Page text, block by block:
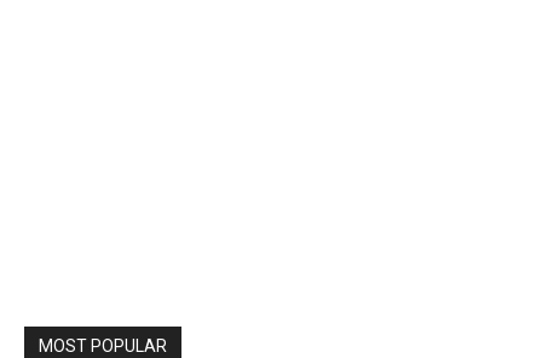
MOST POPULAR